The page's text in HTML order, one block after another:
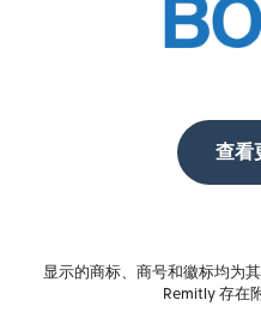
查看
显示的商标、商号和徽标均为
Remitly 存在